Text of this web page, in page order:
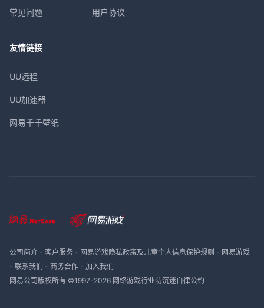
常见问题 用户协议
友情链接
UU远程
UU加速器
网易千千壁纸
公司简介- 客户服务- 网易游戏隐私政策及儿童个人信息保护规则 - 网易游戏
- 联系我们 - 商务合作- 加入我们
网易公司版权所有 ©1997-2026 网络游戏行业防沉迷自律公约